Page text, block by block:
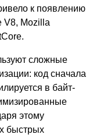
к появлению
Mozilla
сложные
код сначала
в байт-
этому
быстрых